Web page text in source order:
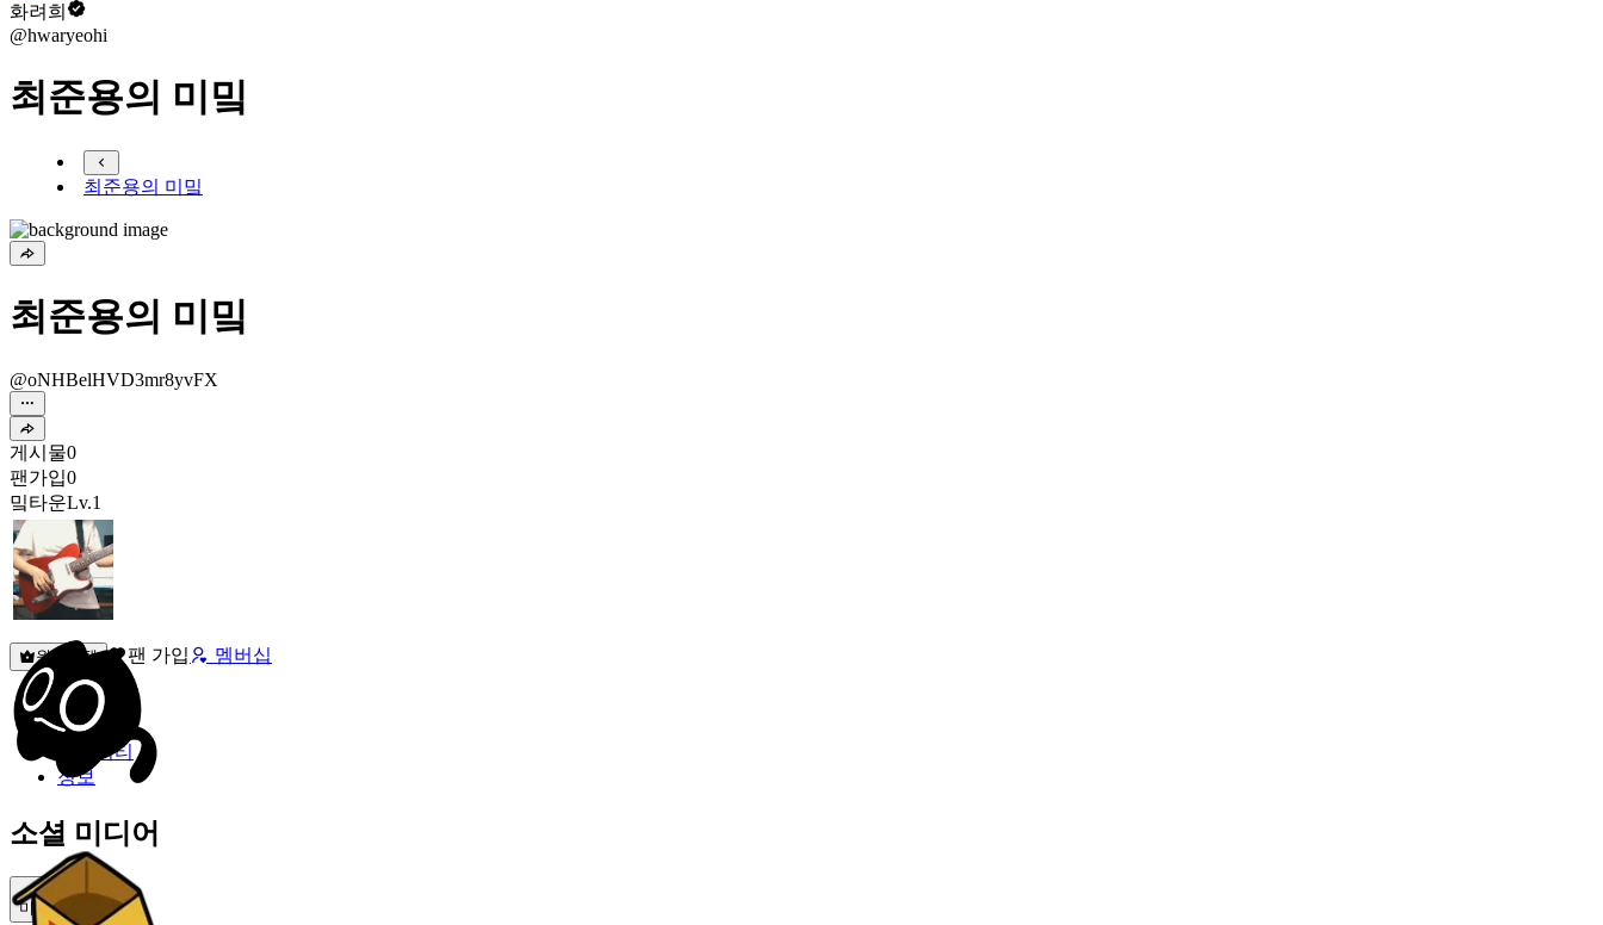
화려희
@hwaryeohi
최준용의 미밐
최준용의 미밐
최준용의 미밐
@oNHBelHVD3mr8yvFX
게시물0
팬가입0
밐타운Lv.1
원픽선택 팬 가입 멤버십
밐타운
피드
커뮤니티
정보
소셜 미디어
미밐 공유